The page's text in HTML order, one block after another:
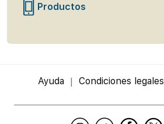
Productos
Ayuda Condiciones legales